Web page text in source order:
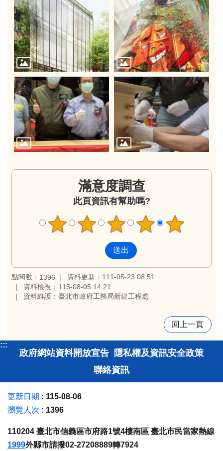
滿意度調查
此頁資訊有幫助嗎?
點閱數： 1396
資料更新：111-05-23 08:51
資料檢視：115-08-05 14:21
資料維護：臺北市政府工務局新建工程處
回上一頁
:::
政府網站資料開放宣告 隱私權及資訊安全政策
聯絡資訊
更新日期
115-08-06
瀏覽人次
1396
110204 臺北市信義區市府路1號4樓南區 臺北市民當家熱線
1999外縣市請撥02-27208889轉7924